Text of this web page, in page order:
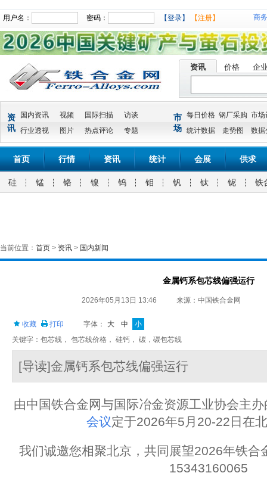
用户名： 密码： 【登录】 【注册】 商
资讯 价格 企
资
讯
国内资讯 视频 国际扫描
访谈
行业透视
图片 热点评论 专题
市
场
每日价格 钢厂采购 市场
统计数据
走势图 数据
首页 行情 资讯 统计 会展 供求
硅 锰 铬 镍 钨 钼 钒 钛 铌 铁
当前位置： 首页 > 资讯 > 国内新闻
金属钙系包芯线偏强运行
2026年05月13日 13:46 来源：中国铁合金网
收藏 打印 字体： 大 中
小
关键字：包芯线， 包芯线价格， 硅钙， 碳，碳包芯线
[导读]金属钙系包芯线偏强运行
由中国铁合金网与国际冶金资源工业协会主办
会议定于2026年5月20-22日在
我们诚邀您相聚北京，共同展望2026年铁合
15343160065